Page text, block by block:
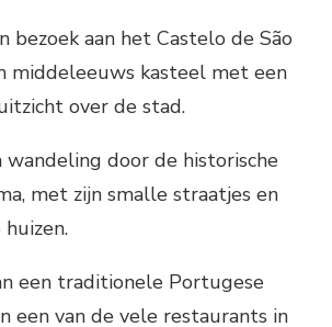
bezoek aan het Castelo de São
middeleeuws kasteel met een
over de stad.
wandeling door de historische
met zijn smalle straatjes en
een traditionele Portugese
een van de vele restaurants in